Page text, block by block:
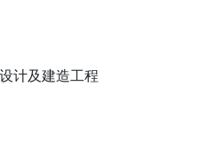
计及建造工程